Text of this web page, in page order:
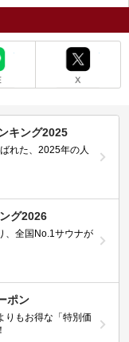
キング2025
れた、2025年の人
グ2026
、全国No.1サウナが
ポン
もお得な「特別価